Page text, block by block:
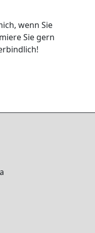
wenn Sie
Sie gern